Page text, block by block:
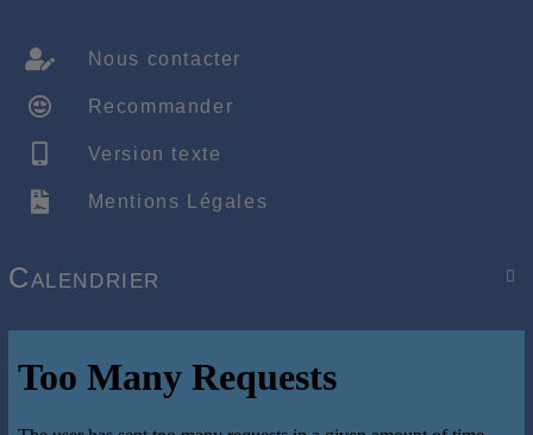
Nous contacter
Recommander
Version texte
Mentions Légales

Calendrier